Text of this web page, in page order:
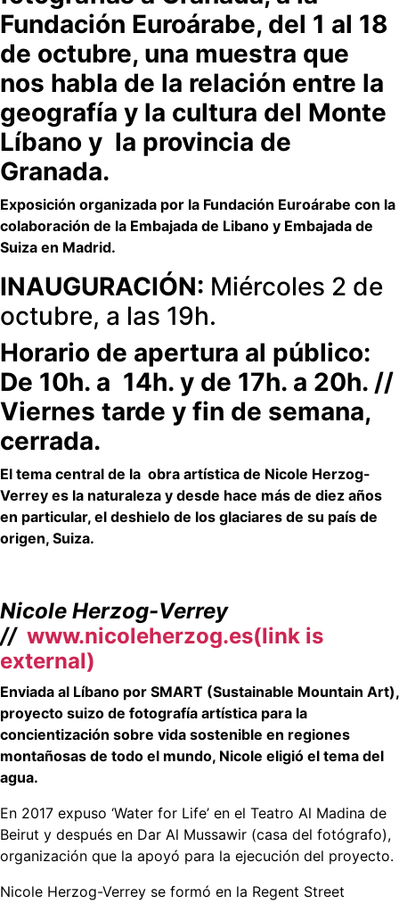
Fundación Euroárabe, del 1 al 18
de octubre, una muestra que
nos habla de la relación entre la
geografía y la cultura del Monte
Líbano y la provincia de
Granada.
Exposición organizada por la Fundación Euroárabe con la
colaboración de la Embajada de Libano y Embajada de
Suiza en Madrid.
INAUGURACIÓN: Miércoles 2 de
octubre, a las 19h.
Horario de apertura al público:
De 10h. a 14h. y de 17h. a 20h. //
Viernes tarde y fin de semana,
cerrada.
El tema central de la obra artística de Nicole Herzog-
Verrey es la naturaleza y desde hace más de diez años
en particular, el deshielo de los glaciares de su país de
origen, Suiza.
Nicole Herzog-Verrey
// www.nicoleherzog.es(link is
external)
Enviada al Líbano por SMART (Sustainable Mountain Art),
proyecto suizo de fotografía artística para la
concientización sobre vida sostenible en regiones
montañosas de todo el mundo, Nicole eligió el tema del
agua.
En 2017 expuso ‘Water for Life’ en el Teatro Al Madina de
Beirut y después en Dar Al Mussawir (casa del fotógrafo),
organización que la apoyó para la ejecución del proyecto.
Nicole Herzog-Verrey se formó en la Regent Street